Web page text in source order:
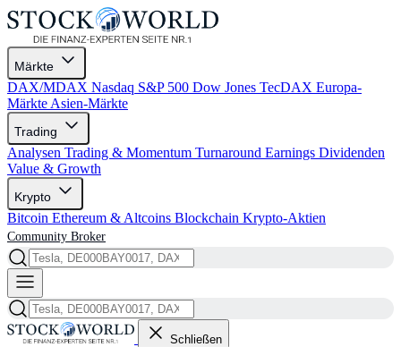
Märkte
DAX/MDAX Nasdaq S&P 500 Dow Jones TecDAX Europa-
Märkte Asien-Märkte
Trading
Analysen Trading & Momentum Turnaround Earnings Dividenden
Value & Growth
Krypto
Bitcoin Ethereum & Altcoins Blockchain Krypto-Aktien
Community Broker
Schließen